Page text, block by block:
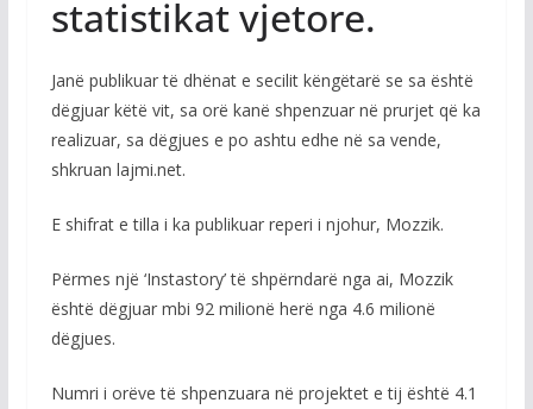
statistikat vjetore.
Janë publikuar të dhënat e secilit këngëtarë se sa është
dëgjuar këtë vit, sa orë kanë shpenzuar në prurjet që ka
realizuar, sa dëgjues e po ashtu edhe në sa vende,
shkruan lajmi.net.
E shifrat e tilla i ka publikuar reperi i njohur, Mozzik.
Përmes një ‘Instastory’ të shpërndarë nga ai, Mozzik
është dëgjuar mbi 92 milionë herë nga 4.6 milionë
dëgjues.
Numri i orëve të shpenzuara në projektet e tij është 4.1